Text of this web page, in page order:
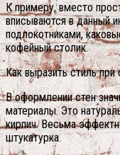
К примеру, вместо
вписываются в данный
подлокотниками,
кофейный столик.
Как выразить стиль
В оформлении стен
материалы. Это
кирпич. Весьма
штукатурка.